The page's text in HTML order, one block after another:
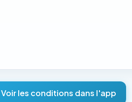
Voir les conditions dans l'app